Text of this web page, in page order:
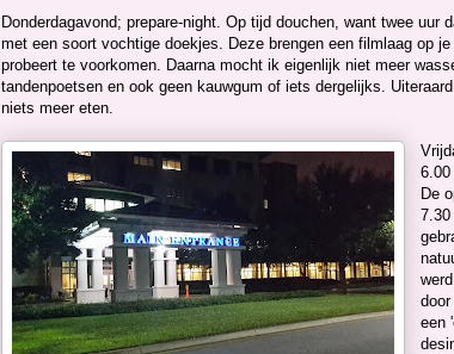
Donderdagavond; prepare-night. Op tijd douchen, want twee uur
met een soort vochtige doekjes. Deze brengen een filmlaag op
probeert te voorkomen. Daarna mocht ik eigenlijk niet meer
tandenpoetsen en ook geen kauwgum of iets dergelijks.
niets meer eten.
6.00
De
7.30
een